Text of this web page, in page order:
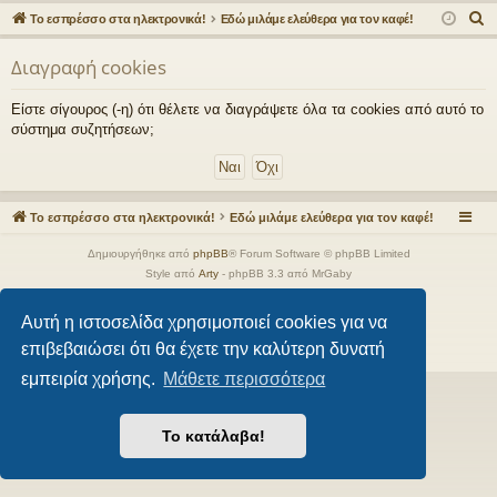
Αυτή η ιστοσελίδα χρησιμοποιεί cookies για να
επιβεβαιώσει ότι θα έχετε την καλύτερη δυνατή
εμπειρία χρήσης. Μάθετε περισσότερα
Το κατάλαβα!
γο
ρε
ς
συ
εις
Συ
ζη
σε
δε
ση
ρα
φ
Το εσπρέσσο στα ηλεκτρονικά! Εδώ μιλάμε ελεύθερα για τον καφέ!
ν
σ
Διαγραφή cookies
Είστε σίγουρος (-η) ότι θέλετε να διαγράψετε όλα τα cookies από αυτό το
σύστημα συζητήσεων;
Το εσπρέσσο στα ηλεκτρονικά! Εδώ μιλάμε ελεύθερα για τον καφέ!
Δημιουργήθηκε από phpBB® Forum Software © phpBB Limited
Style από Arty - phpBB 3.3 από MrGaby
Ελληνική μετάφραση από το
phpbbgr.com
Απόρρητο